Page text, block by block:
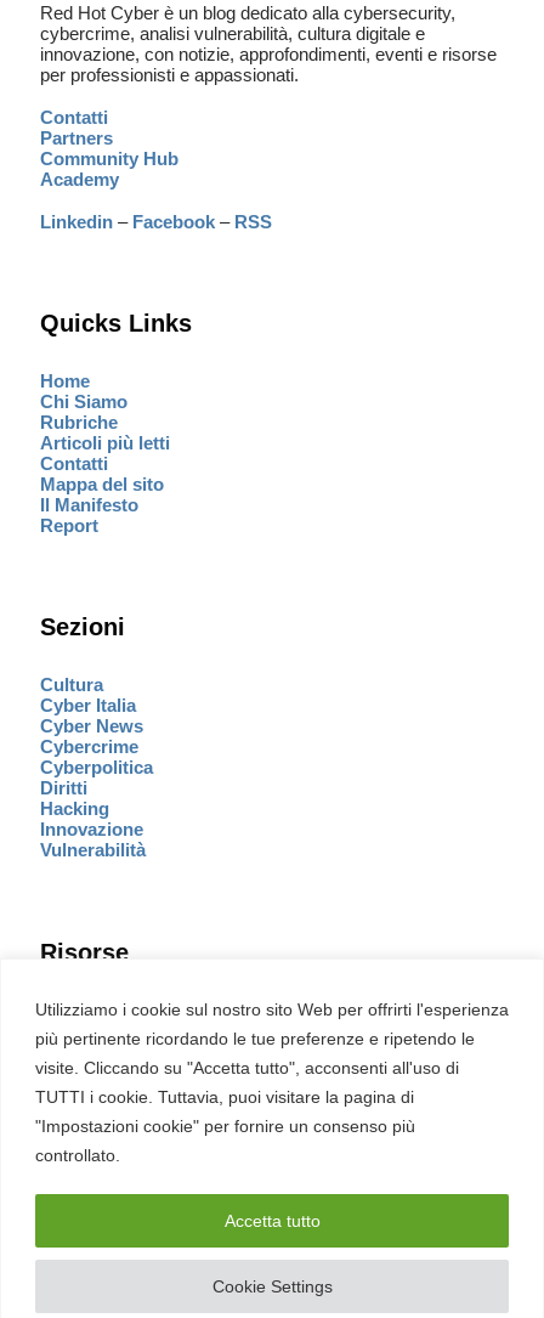
Utilizziamo i cookie sul nostro sito Web per offrirti l'esperienza
più pertinente ricordando le tue preferenze e ripetendo le
visite. Cliccando su "Accetta tutto", acconsenti all'uso di
TUTTI i cookie. Tuttavia, puoi visitare la pagina di
"Impostazioni cookie" per fornire un consenso più
controllato.
Cookie Settings
Accetta tutto
Red Hot Cyber è un blog dedicato alla cybersecurity,
cybercrime, analisi vulnerabilità, cultura digitale e
innovazione, con notizie, approfondimenti, eventi e risorse
per professionisti e appassionati.
Contatti
Partners
Community Hub
Academy
Linkedin – Facebook – RSS
Quicks Links
Home
Chi Siamo
Rubriche
Articoli più letti
Contatti
Mappa del sito
Il Manifesto
Report
Sezioni
Cultura
Cyber Italia
Cyber News
Cybercrime
Cyberpolitica
Diritti
Hacking
Innovazione
Vulnerabilità
Risorse
Eventi
Fumetto Cyber
Newsletter
Servizi
Pubblicità
English
Ultime CVE critiche
2026 – REDHOTCYBER Srl. Tutti i diritti riservati